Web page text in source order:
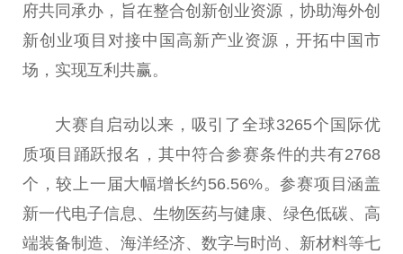
府共同承办，旨在整合创新创业资源，协助海外创
新创业项目对接中国高新产业资源，开拓中国市
场，实现互利共赢。
大赛自启动以来，吸引了全球3265个国际优
质项目踊跃报名，其中符合参赛条件的共有2768
个，较上一届大幅增长约56.56%。参赛项目涵盖
新一代电子信息、生物医药与健康、绿色低碳、高
端装备制造、海洋经济、数字与时尚、新材料等七